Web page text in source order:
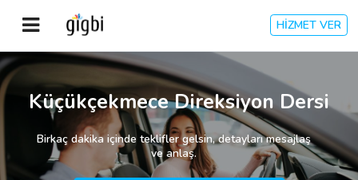
HİZMET VER
Anasayfa
Giriş Yap
Kayıt Ol
Küçükçekmece Direksiyon Dersi
Birkaç dakika içinde teklifler gelsin, detayları mesajlaş
ve anlaş.